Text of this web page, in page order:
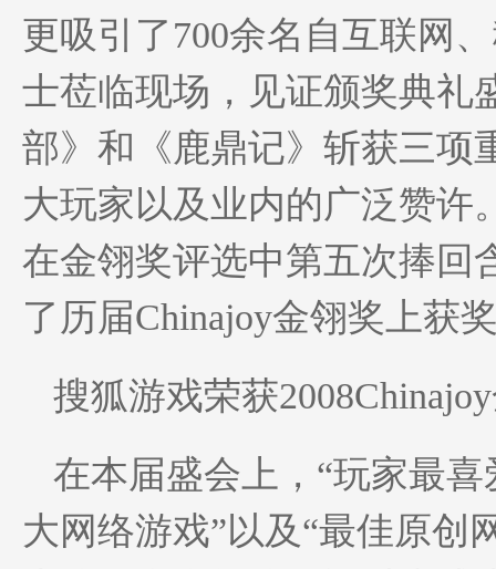
更吸引了700余名自互联网
士莅临现场，见证颁奖典礼
部》和《鹿鼎记》斩获三项
大玩家以及业内的广泛赞许
在金翎奖评选中第五次捧回
了历届Chinajoy金翎奖上获
搜狐游戏荣获
在本届盛会上，“玩家最
大网络游戏”以及“最佳原创